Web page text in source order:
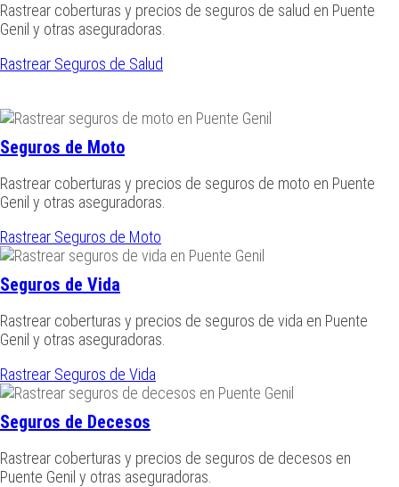
Rastrear coberturas y precios de seguros de salud en Puente
Genil y otras aseguradoras.
Rastrear Seguros de Salud
Seguros de Moto
Rastrear coberturas y precios de seguros de moto en Puente
Genil y otras aseguradoras.
Rastrear Seguros de Moto
Seguros de Vida
Rastrear coberturas y precios de seguros de vida en Puente
Genil y otras aseguradoras.
Rastrear Seguros de Vida
Seguros de Decesos
Rastrear coberturas y precios de seguros de decesos en
Puente Genil y otras aseguradoras.